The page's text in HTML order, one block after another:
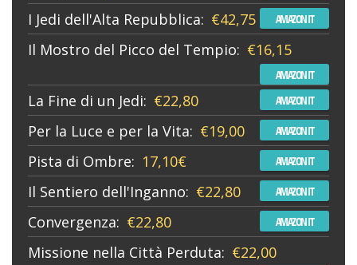
I Jedi dell'Alta Repubblica: €42,75 AMAZON IT
Il Mostro del Picco del Tempio: €16,15
AMAZON IT
La Fine di un Jedi: €22,80 AMAZON IT
Per la Luce e per la Vita: €19,00 AMAZON IT
Pista di Ombre: 17,10€ AMAZON IT
Il Sentiero dell'Inganno: €22,80 AMAZON IT
Convergenza: €22,80 AMAZON IT
Missione nella Città Perduta: €22,00